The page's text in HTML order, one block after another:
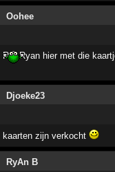
Oohee
Rot Ryan hier met die
Djoeke23
kaarten zijn verkocht
RyAn B